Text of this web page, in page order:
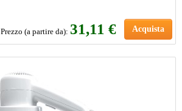
Prezzo (a partire da): 31,11 € Acquista